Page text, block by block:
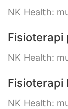
NK Health:
Fisioterapi
NK Health:
Fisioterapi
NK Health: